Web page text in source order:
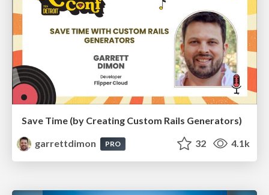
Save Time (by Creating Custom Rails Generators)
garrettdimon
PRO 32 4.1k